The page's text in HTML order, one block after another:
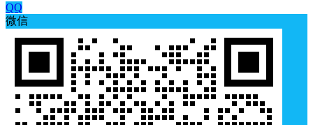
QQ
微信